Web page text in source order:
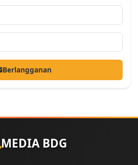
Berlangganan
MEDIA BDG